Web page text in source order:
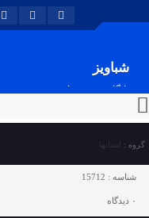
شباویز
پایگاه خبری شباویز
گروه : استانها
شناسه : 15712
۰ دیدگاه